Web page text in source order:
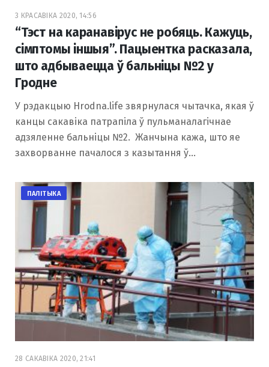
3 КРАСАВІКА 2020, 14:56
“Тэст на каранавірус не робяць. Кажуць,
сімптомы іншыя”. Пацыентка расказала,
што адбываецца ў бальніцы №2 у
Гродне
У рэдакцыю Hrodna.life звярнулася чытачка, якая ў
канцы сакавіка патрапіла ў пульманалагічнае
адзяленне бальніцы №2. Жанчына кажа, што яе
захворванне пачалося з казытання ў…
ПАЛІТЫКА
28 САКАВІКА 2020, 21:41